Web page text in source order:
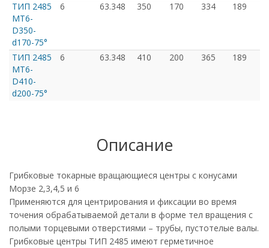
ТИП 2485
MT6-
D350-
d170-75°
6 63.348 350 170 334 189
ТИП 2485
MT6-
D410-
d200-75°
6 63.348 410 200 365 189
Описание
Грибковые токарные вращающиеся центры с конусами
Морзе 2,3,4,5 и 6
Применяются для центрирования и фиксации во время
точения обрабатываемой детали в форме тел вращения с
полыми торцевыми отверстиями – трубы, пустотелые валы.
Грибковые центры ТИП 2485 имеют герметичное